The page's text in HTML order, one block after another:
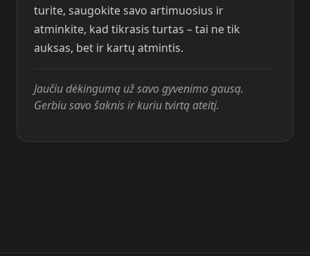
turite, saugokite savo artimuosius ir
atminkite, kad tikrasis turtas – tai ne tik
auksas, bet ir kartų atmintis.
Jaučiu dėkingumą už savo gyvenimo gausą.
Gerbiu savo šaknis ir kuriu tvirtą ateitį.